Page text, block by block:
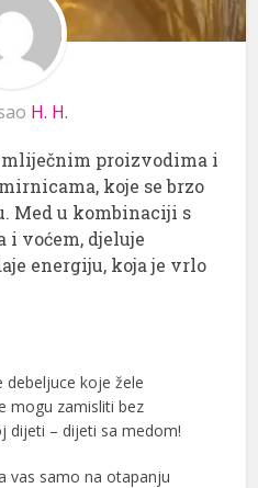
H. H.
mliječnim proizvodima i
koje se brzo
Med u kombinaciji s
voćem, djeluje
energiju, koja je vrlo
debeljuce koje žele
mogu zamisliti bez
dijeti – dijeti sa medom!
vas samo na otapanju